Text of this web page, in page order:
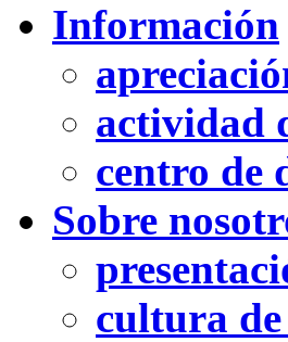
Información
actividad
centro de
Sobre
cultura de